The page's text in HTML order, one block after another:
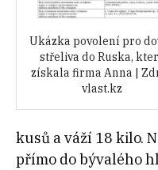
Ukázka povolení pro
střeliva do Ruska,
získala firma Anna |
vlast.kz
kusů a váží 18 kilo.
přímo do bývalého